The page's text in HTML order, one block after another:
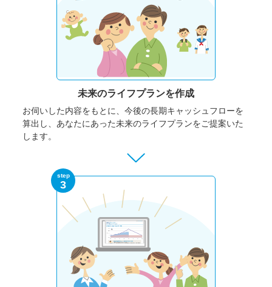
未来のライフプランを作成
お伺いした内容をもとに、今後の長期キャッシュフローを
算出し、あなたにあった未来のライフプランをご提案いた
します。
step
3